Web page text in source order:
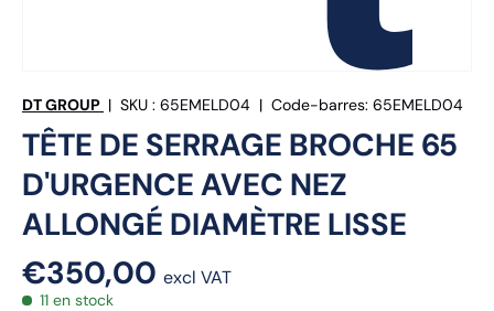
DT GROUP | SKU : 65EMELD04 | Code-barres: 65EMELD04
TÊTE DE SERRAGE BROCHE 65
D'URGENCE AVEC NEZ
ALLONGÉ DIAMÈTRE LISSE
€350,00 excl VAT
11 en stock